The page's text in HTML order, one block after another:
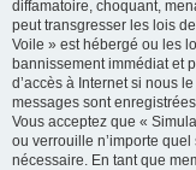
diffamatoire, choquant,
peut transgresser les lois
Voile » est hébergé ou les
bannissement immédiat et
d’accès à Internet si nous
messages sont
Vous acceptez que «
ou verrouille n’importe
nécessaire. En tant que